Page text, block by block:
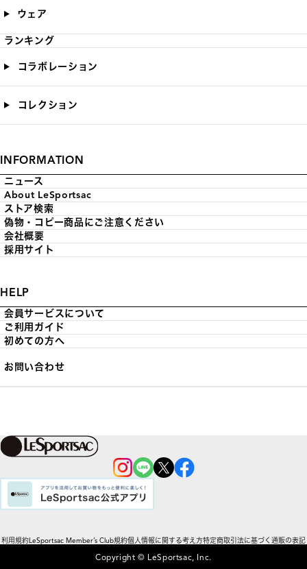
ウェア
ランキング
コラボレーション
コレクション
INFORMATION
ニュース
About LeSportsac
ストア検索
偽物・コピー商品にご注意ください
会社概要
採用サイト
HELP
会員サービスについて
ご利用ガイド
初めての方へ
お問い合わせ
利用規約LeSportsac Member’s Club規約個人情報に関する考え方特定商取引法に基づく通販の表記
Copyright © LeSportsac, Inc.